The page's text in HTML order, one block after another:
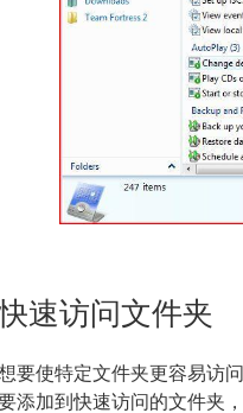
速访问文件夹
要使特定文件夹更容易访
添加到快速访问的文件夹